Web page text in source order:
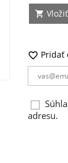

 Pridať
adresu.